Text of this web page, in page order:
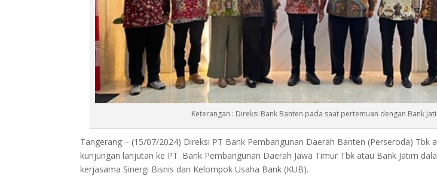
Keterangan : Direksi Bank Banten pada saat pertemuan dengan Bank
Tangerang – (15/07/2024) Direksi PT Bank Pembangunan Daerah Banten (Perseroda) Tbk
kunjungan lanjutan ke PT. Bank Pembangunan Daerah Jawa Timur Tbk atau Bank Jatim
kerjasama Sinergi Bisnis dan Kelompok Usaha Bank (KUB).